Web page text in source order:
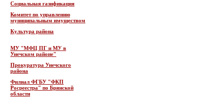
Социальная газификация
Комитет по управлению
муниципальным имуществом
Культура района
МУ "МФЦ ПГ и МУ в
Унечском районе"
Прокуратура Унечского
района
Филиал ФГБУ "ФКП
Росреестра" по Брянской
области